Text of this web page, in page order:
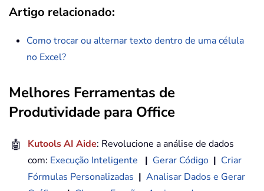
Artigo relacionado:
Como trocar ou alternar texto dentro de uma célula
no Excel?
Melhores Ferramentas de
Produtividade para Office
🤖 Kutools AI Aide: Revolucione a análise de dados
com: Execução Inteligente | Gerar Código | Criar
Fórmulas Personalizadas | Analisar Dados e Gerar